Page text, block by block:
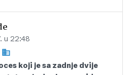
u 22:48
koji je sa zadnje dvije